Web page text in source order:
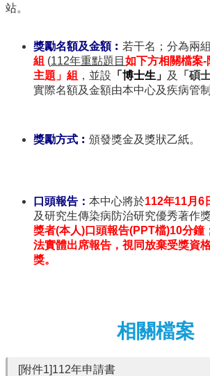
站。
獎勵名額及金額︰ 若干名；分為兩組
組 (112年重點題目 如下方相關檔案-
主題」組 ，並設 「博士生」 及 「碩
實際名額及金額由本中心及疾病管
獎勵方式︰ 頒發獎金及獎狀乙紙。
口頭報告： 本中心將於112年11月6
及研究生傳染病防治研究優秀著作
獎者(本人)口頭報告(PPT檔)10分鐘
法實體出席報告，視同放棄受獎資
獎。
相關檔案
[附件1]112年申請書